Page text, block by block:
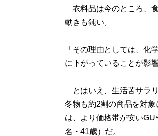
衣料品は今のところ、
動きも鈍い。
「その理由としては、化
に下がっていることが影
とはいえ、生活苦サラ
冬物も約2割の商品を対
は、より価格帯が安い
名・41歳）だ。